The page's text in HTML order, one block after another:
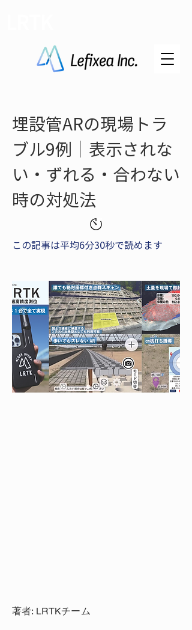
埋設管ARの現場トラ
ブル9例｜表示されな
い・ずれる・合わない
時の対処法
この記事は平均6分30秒で読めます
著者: LRTKチーム